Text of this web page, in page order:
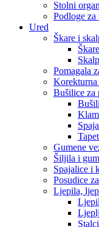
Stolni
Podloge za
Ured
Škare i
Škare
Pomagala
Korekturna
Bušilice za
Gumene
Šiljila i
Spajalice i
Posudice
Ljepila,